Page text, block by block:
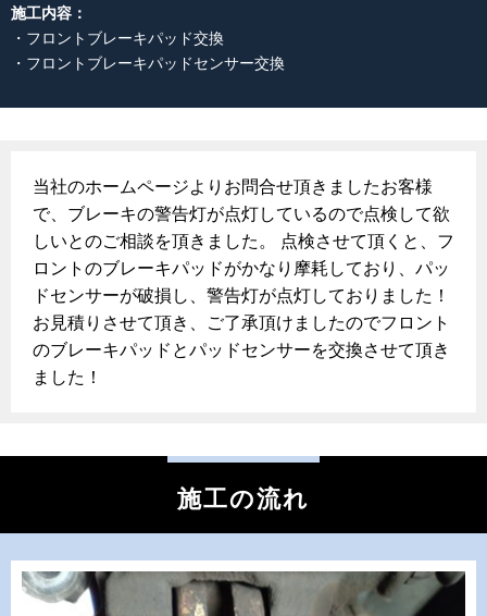
施工内容：
・フロントブレーキパッド交換
・フロントブレーキパッドセンサー交換
当社のホームページよりお問合せ頂きましたお客様
で、ブレーキの警告灯が点灯しているので点検して欲
しいとのご相談を頂きました。 点検させて頂くと、フ
ロントのブレーキパッドがかなり摩耗しており、パッ
ドセンサーが破損し、警告灯が点灯しておりました！
お見積りさせて頂き、ご了承頂けましたのでフロント
のブレーキパッドとパッドセンサーを交換させて頂き
ました！
施工の流れ